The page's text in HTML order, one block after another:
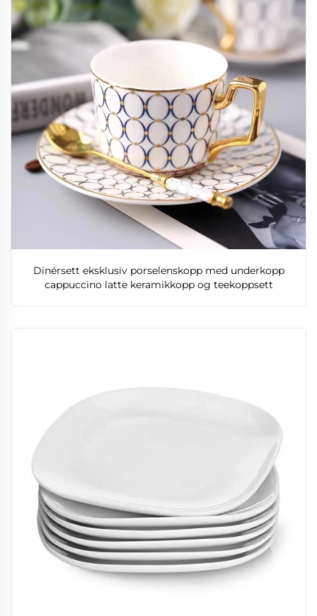
Dinérsett eksklusiv porselenskopp med underkopp
cappuccino latte keramikkopp og teekoppsett